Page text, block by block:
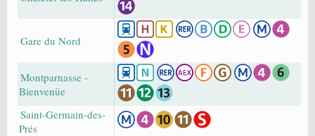
Gare du Nord
Montparnasse -
Bienvenüe
Saint-Germain-des-
Prés